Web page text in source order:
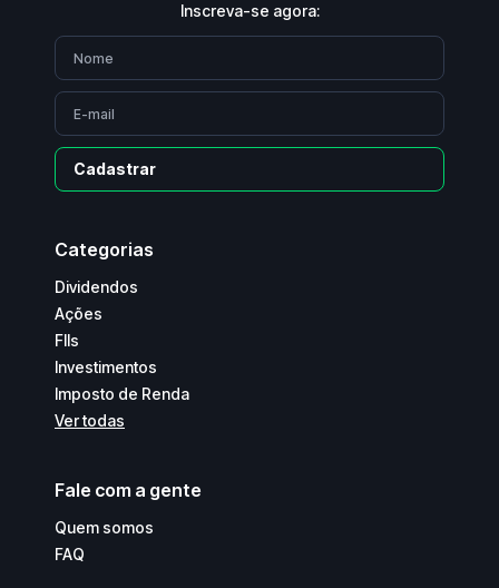
Inscreva-se agora:
Cadastrar
Categorias
Dividendos
Ações
FIIs
Investimentos
Imposto de Renda
Ver todas
Fale com a gente
Quem somos
FAQ